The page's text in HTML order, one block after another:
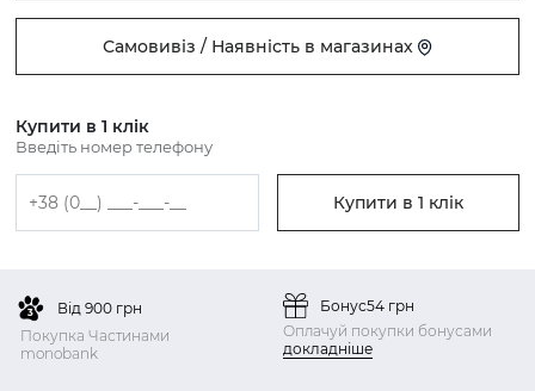
Самовивіз / Наявність в магазинах
Купити в 1 клік
Введіть номер телефону
Купити в 1 клік
Від 900 грн
Покупка Частинами
monobank
Бонус54 грн
Оплачуй покупки бонусами
докладніше